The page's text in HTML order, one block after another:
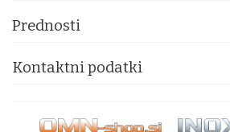
Prednosti
Kontaktni podatki